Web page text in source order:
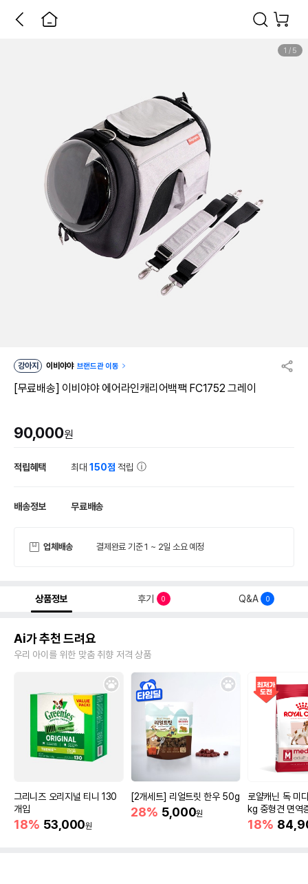
1 / 5
강아지 이비야야 브랜드관 이동
[무료배송] 이비야야 에어라인캐리어백팩 FC1752 그레이
90,000원
적립혜택 최대150점 적립
배송정보 무료배송
업체배송 결제완료 기준 1 ~ 2일 소요 예정
상품정보 후기 0 Q&A 0
Ai가 추천 드려요
우리 아이를 위한 맞춤 취향 저격 상품
그리니즈 오리지널 티니 130
개입
18% 53,000원
[2개세트] 리얼트릿 한우 50g
28% 5,000원
로얄캐닌 독 미
kg 중형견 면역
18%